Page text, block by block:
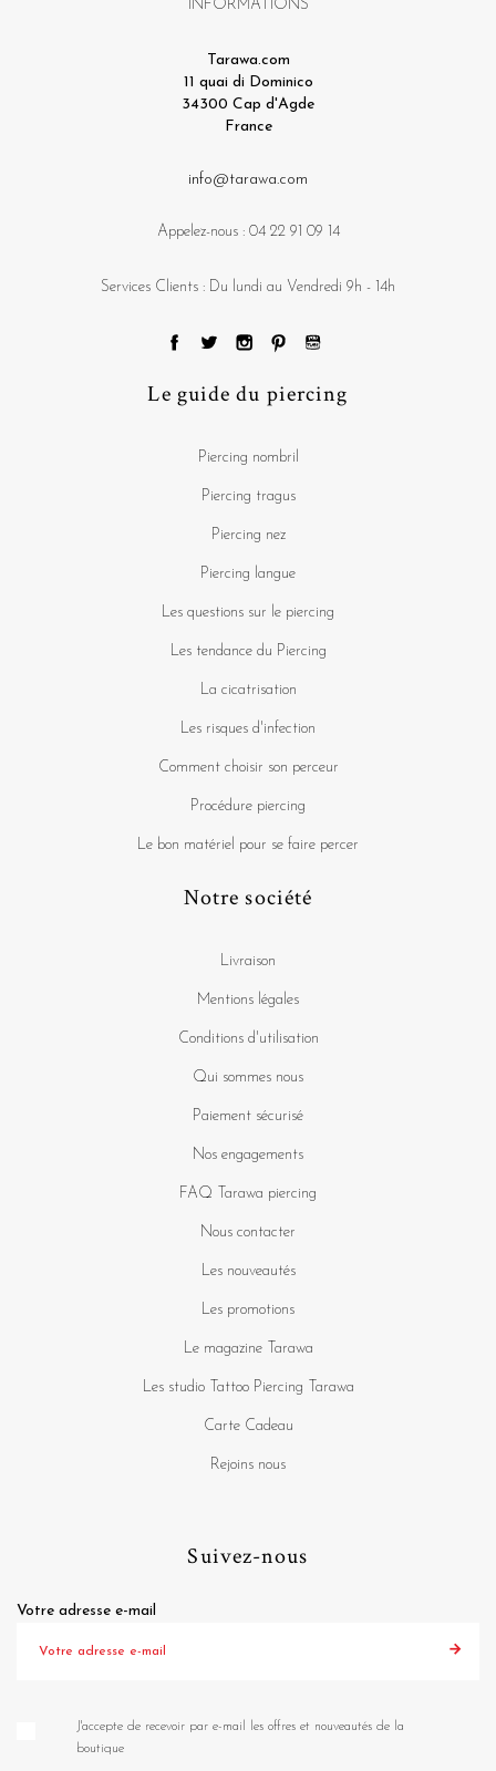
INFORMATIONS
Tarawa.com
11 quai di Dominico
34300 Cap d'Agde
France
info@tarawa.com
Appelez-nous : 04 22 91 09 14
Services Clients : Du lundi au Vendredi 9h - 14h
Le guide du piercing
Piercing nombril
Piercing tragus
Piercing nez
Piercing langue
Les questions sur le piercing
Les tendance du Piercing
La cicatrisation
Les risques d'infection
Comment choisir son perceur
Procédure piercing
Le bon matériel pour se faire percer
Notre société
Livraison
Mentions légales
Conditions d'utilisation
Qui sommes nous
Paiement sécurisé
Nos engagements
FAQ Tarawa piercing
Nous contacter
Les nouveautés
Les promotions
Le magazine Tarawa
Les studio Tattoo Piercing Tarawa
Carte Cadeau
Rejoins nous
Suivez-nous
Votre adresse e-mail
J'accepte de recevoir par e-mail les offres et nouveautés de la
boutique